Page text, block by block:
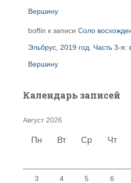
Вершину
boffin к записи Соло
Эльбрус, 2019 год. Часть 3-я:
Вершину
Календарь записей
Август 2026
Пн Вт Ср Чт
3 4 5 6